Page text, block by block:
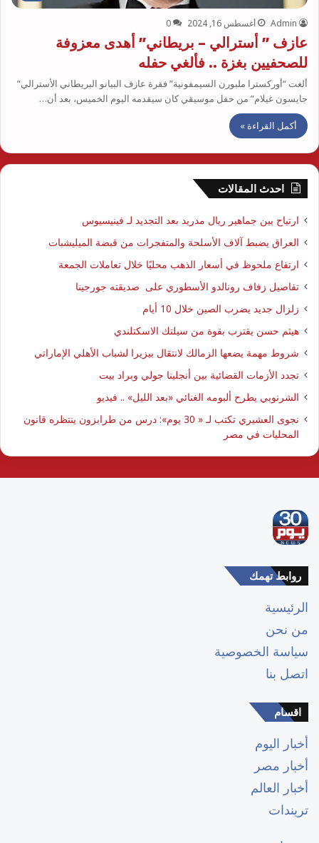
Admin أغسطس 16, 2024 0
عازف ” أسترالي – بريطاني” أهدى معزوفة
للصحفيين بغزة .. فألغي حفله
ألغت “أوركسترا ملبورن السيمفونية” فقرة عازف البيانو البريطاني الأسترالي”
جايسون غيلام” من حفل موسيقي كان سيقدمه اليوم الخميس، بعد أن…
أكمل القراءة »
احدث المقالات
ارتياح بين جماهير ريال مدريد بعد التجديد لـ فينيسيوس
العراق يضبط آلاف الأسلحة والمتفجرات من قبضة الميليشبات
ارتفاع ملحوظ في أسعار الذهب محليًا خلال تعاملات الجمعة
تفاصيل زفاف رونالدو الأسطوري على صديقته جورجينا
زلزال جديد يضرب الصين خلال 10 أيام
هيثم حسن يقترب بقوة من سيلتك الاسكتلندي
شروط مهمة يضعها الزمالك لانتقال بيزيرا لشباب الأهلي الإماراتي
تجدد الأزمات القضائية بين أنجلينا جولي وبراد بيت
الشرنوبي يطرح ألبومه الغنائي «بعد الليل» .. فيديو
نجوى العشيري تكتب لـ « 30 يوم»: درس من طرابزون ينتظره قانون
المحليات في مصر
روابط تهمك
الرئيسية
من نحن
سياسة الخصوصية
اتصل بنا
اقسام
أخبار اليوم
أخبار مصر
أخبار العالم
تريندات